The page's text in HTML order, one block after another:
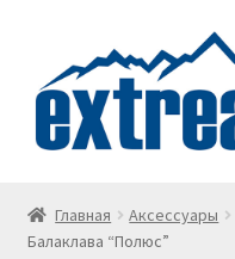
навигации
содержимому
Wishlist
Главная Аксессуары
Балаклава “Полюс”